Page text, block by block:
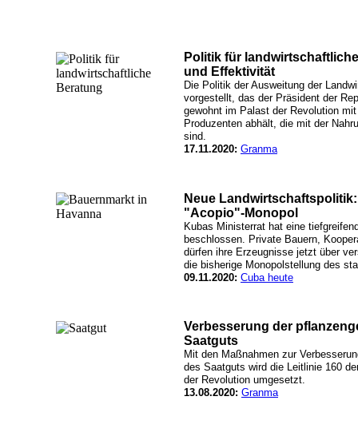
Politik für
und Effektivität
Die Politik der Ausweitung der
vorgestellt, das der Präsident der
gewohnt im Palast der Revolution
Produzenten abhält, die mit der
sind.
17.11.2020: Granma
Neue
"Acopio"-Monopol
Kubas Ministerrat hat eine
beschlossen. Private Bauern,
dürfen ihre Erzeugnisse jetzt über
die bisherige Monopolstellung des
09.11.2020: Cuba heute
Verbesserung der
Saatguts
Mit den Maßnahmen zur
des Saatguts wird die Leitlinie 160
der Revolution umgesetzt.
13.08.2020: Granma